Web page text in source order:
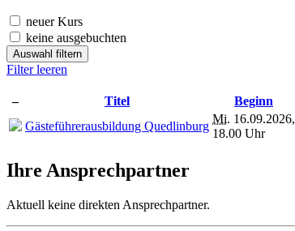
neuer Kurs
keine ausgebuchten
Auswahl filtern
Filter leeren
– Titel Beginn
Gästeführerausbildung Quedlinburg
Mi. 16.09.2026,
18.00 Uhr
Ihre Ansprechpartner
Aktuell keine direkten Ansprechpartner.